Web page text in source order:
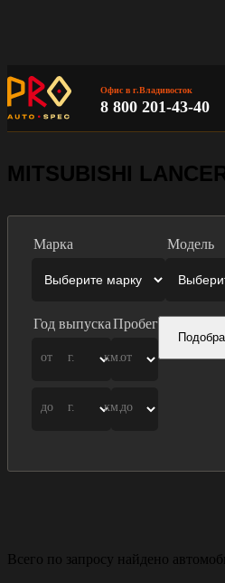
Офис в г.Владивосток
8 800 201-43-40
MITSUBISHI
Марка Модель
Год выпуска
от г.
до г.
Пробег
от
км.
до
км.
Всего по запросу найдено